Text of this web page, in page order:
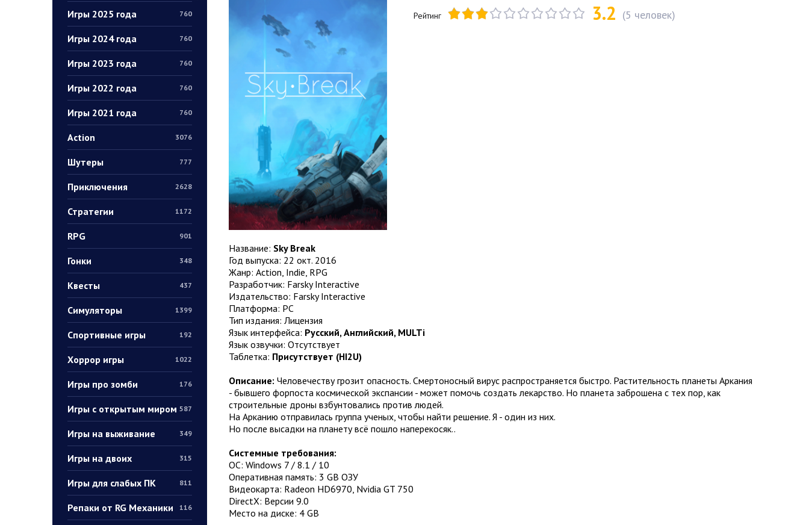
Игры 2025 года 760
Игры 2024 года 760
Игры 2023 года 760
Игры 2022 года 760
Игры 2021 года 760
Action 3076
Шутеры 777
Приключения 2628
Стратегии 1172
RPG 901
Гонки 348
Квесты 437
Симуляторы 1399
Спортивные игры 192
Хоррор игры 1022
Игры про зомби 176
Игры с открытым миром 587
Игры на выживание 349
Игры на двоих 315
Игры для слабых ПК 811
Репаки от RG Механики 116
Рейтинг 3.2 (5 человек)
Название: Sky Break
Год выпуска: 22 окт. 2016
Жанр: Action, Indie, RPG
Разработчик: Farsky Interactive
Издательство: Farsky Interactive
Платформа: РС
Тип издания: Лицензия
Язык интерфейса: Русский, Английский, MULTi
Язык озвучки: Отсутствует
Таблетка: Присутствует (HI2U)
Описание: Человечеству грозит опасность. Смертоносный вирус распространяется быстро. Растительность планеты Аркания
- бывшего форпоста космической экспансии - может помочь создать лекарство. Но планета заброшена с тех пор, как
строительные дроны взбунтовались против людей.
На Арканию отправилась группа ученых, чтобы найти решение. Я - один из них.
Но после высадки на планету всё пошло наперекосяк..
Системные требования:
ОС: Windows 7 / 8.1 / 10
Оперативная память: 3 GB ОЗУ
Видеокарта: Radeon HD6970, Nvidia GT 750
DirectX: Версии 9.0
Место на диске: 4 GB